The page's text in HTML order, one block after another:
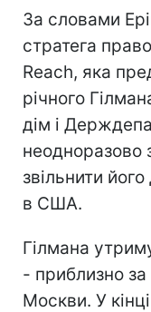
За словами
стратега
Reach, яка
річного
дім і
неодноразово
звільнити
в США.
Гілмана
- приблизно
Москви. У